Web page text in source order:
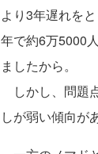
より3年遅れを
年で約6万5000
ましたから。
しかし、問題
しが弱い傾向が